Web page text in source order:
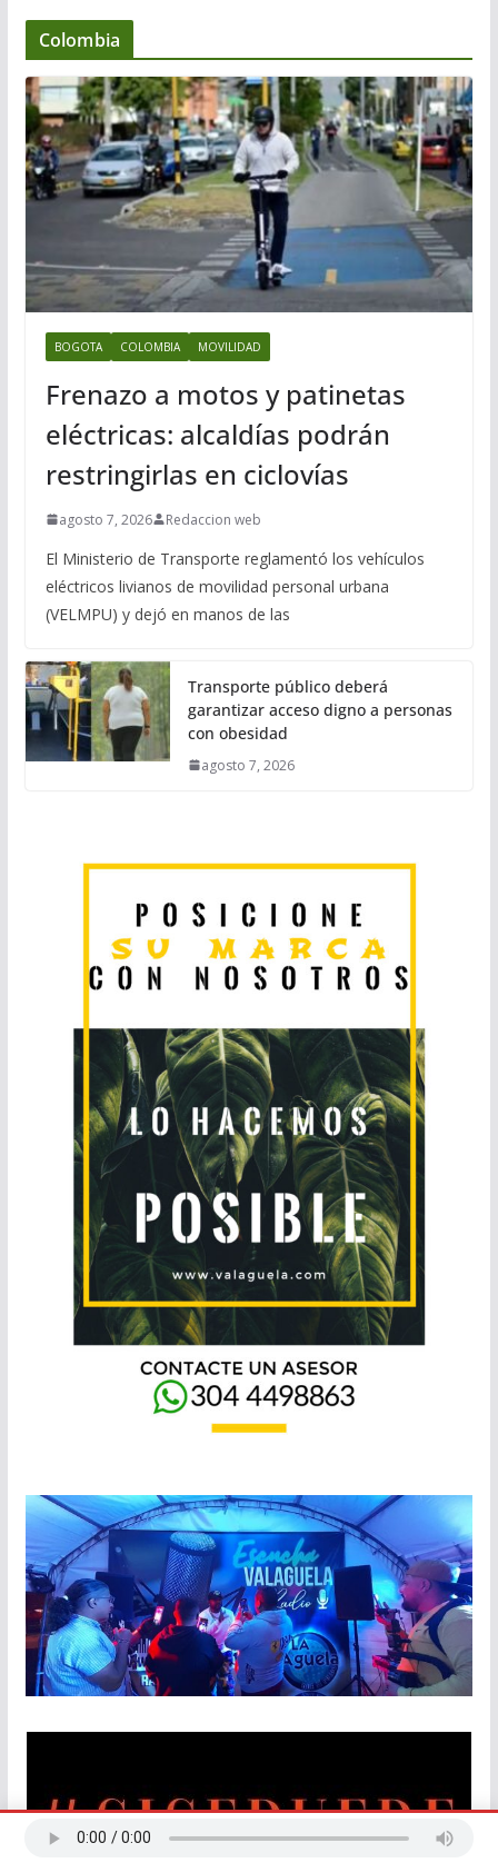
Colombia
BOGOTA COLOMBIA MOVILIDAD
Frenazo a motos y patinetas
eléctricas: alcaldías podrán
restringirlas en ciclovías
agosto 7, 2026 Redaccion web
El Ministerio de Transporte reglamentó los vehículos
eléctricos livianos de movilidad personal urbana
(VELMPU) y dejó en manos de las
Transporte público deberá
garantizar acceso digno a personas
con obesidad
agosto 7, 2026